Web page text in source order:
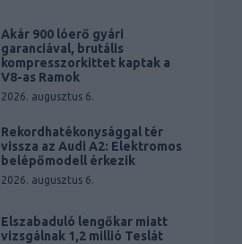
Akár 900 lóerő gyári
garanciával, brutális
kompresszorkittet kaptak a
V8-as Ramok
2026. augusztus 6.
Rekordhatékonysággal tér
vissza az Audi A2: Elektromos
belépőmodell érkezik
2026. augusztus 6.
Elszabaduló lengőkar miatt
vizsgálnak 1,2 millió Teslát